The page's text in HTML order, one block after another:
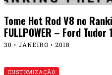
Tome Hot Rod V8 no
FULLPOWER – Ford
30 • JANEIRO • 2018
CUSTOMIZAÇÃO